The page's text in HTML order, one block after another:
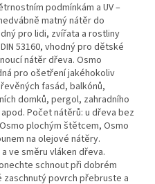
podmínkám a UV –
matný nátěr do
pro lidi, zvířata a rostliny
53160, vhodný pro dětské
nátěr dřeva. Osmo
pro ošetření jakéhokoliv
fasád, balkónů,
domků, pergol, zahradního
Počet nátěrů: u dřeva bez
plochým štětcem, Osmo
na olejové nátěry.
ve směru vláken dřeva.
schnout při dobrém
zaschnutý povrch přebruste a